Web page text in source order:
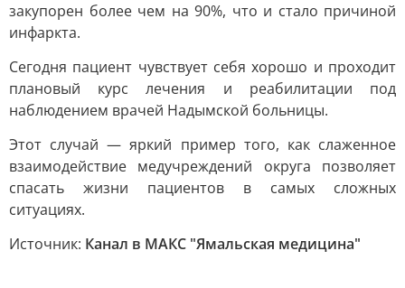
закупорен более чем на 90%, что и стало причиной
инфаркта.
Сегодня пациент чувствует себя хорошо и проходит
плановый курс лечения и реабилитации под
наблюдением врачей Надымской больницы.
Этот случай — яркий пример того, как слаженное
взаимодействие медучреждений округа позволяет
спасать жизни пациентов в самых сложных
ситуациях.
Источник: Канал в МАКС "Ямальская медицина"